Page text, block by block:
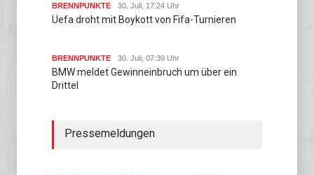
BRENNPUNKTE 30. Juli, 17:24 Uhr
Uefa droht mit Boykott von Fifa-Turnieren
BRENNPUNKTE 30. Juli, 07:39 Uhr
BMW meldet Gewinneinbruch um über ein
Drittel
Pressemeldungen